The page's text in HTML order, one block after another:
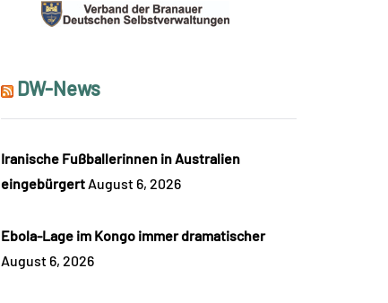
DW-News
Iranische Fußballerinnen in Australien
eingebürgert August 6, 2026
Ebola-Lage im Kongo immer dramatischer
August 6, 2026